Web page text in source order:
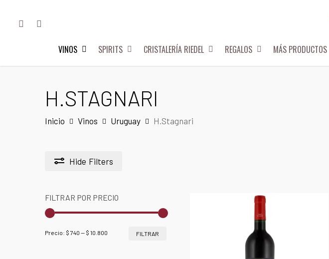
FACEBOOKINSTAGRAM
VINOS SPIRITS CRISTALERÍA RIEDEL REGALOS MÁS PRODUCTOS
H.STAGNARI
Inicio Vinos Uruguay H.Stagnari
Hide Filters
FILTRAR POR PRECIO
FILTRAR
Precio: $ 740 — $ 10.800